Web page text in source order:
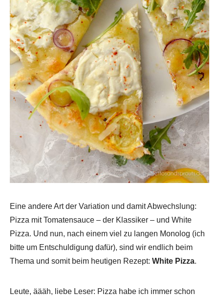
Eine andere Art der Variation und damit Abwechslung:
Pizza mit Tomatensauce – der Klassiker – und White
Pizza. Und nun, nach einem viel zu langen Monolog (ich
bitte um Entschuldigung dafür), sind wir endlich beim
Thema und somit beim heutigen Rezept: White Pizza.
Leute, äääh, liebe Leser: Pizza habe ich immer schon